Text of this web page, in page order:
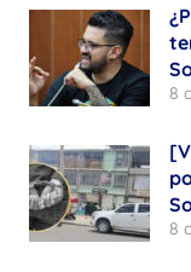
8
8